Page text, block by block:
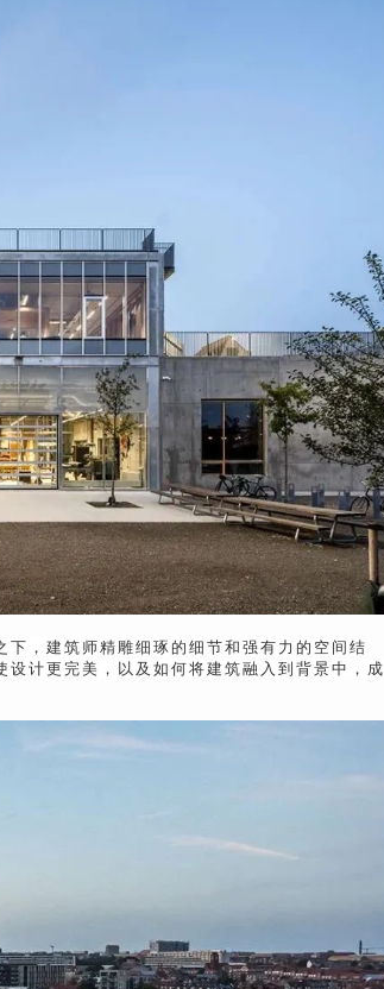
，建筑师精雕细琢的细节和强有力的空间结
计更完美，以及如何将建筑融入到背景中，成